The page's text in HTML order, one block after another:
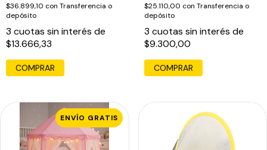
$36.899,10 con Transferencia o
depósito
3 cuotas sin interés de
$13.666,33
$25.110,00 con Transferencia o
depósito
3 cuotas sin interés de
$9.300,00
COMPRAR
ENVÍO GRATIS